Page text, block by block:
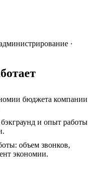
·
бюджета компании
и опыт работы
объем звонков,
экономии.